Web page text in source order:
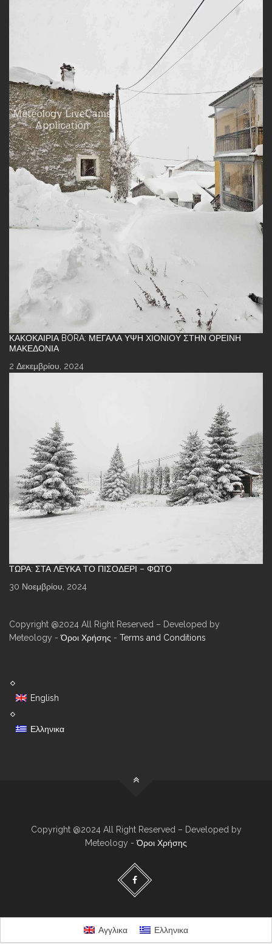
ΚΑΚΟΚΑΙΡΊΑ BORA: ΜΕΓΆΛΑ ΎΨΗ ΧΙΟΝΙΟΎ ΣΤΗΝ ΟΡΕΙΝΉ
ΜΑΚΕΔΟΝΊΑ
2 Δεκεμβρίου, 2024
ΤΏΡΑ: ΣΤΑ ΛΕΥΚΆ ΤΟ ΠΙΣΟΔΈΡΙ – ΦΩΤΌ
30 Νοεμβρίου, 2024
Copyright @2024 All Right Reserved – Developed by
Meteology -Όροι Χρήσης - Terms and Conditions
English
Ελληνικα
Copyright @2024 All Right Reserved – Developed by
Meteology -Όροι Χρήσης
Αγγλικα Ελληνικα